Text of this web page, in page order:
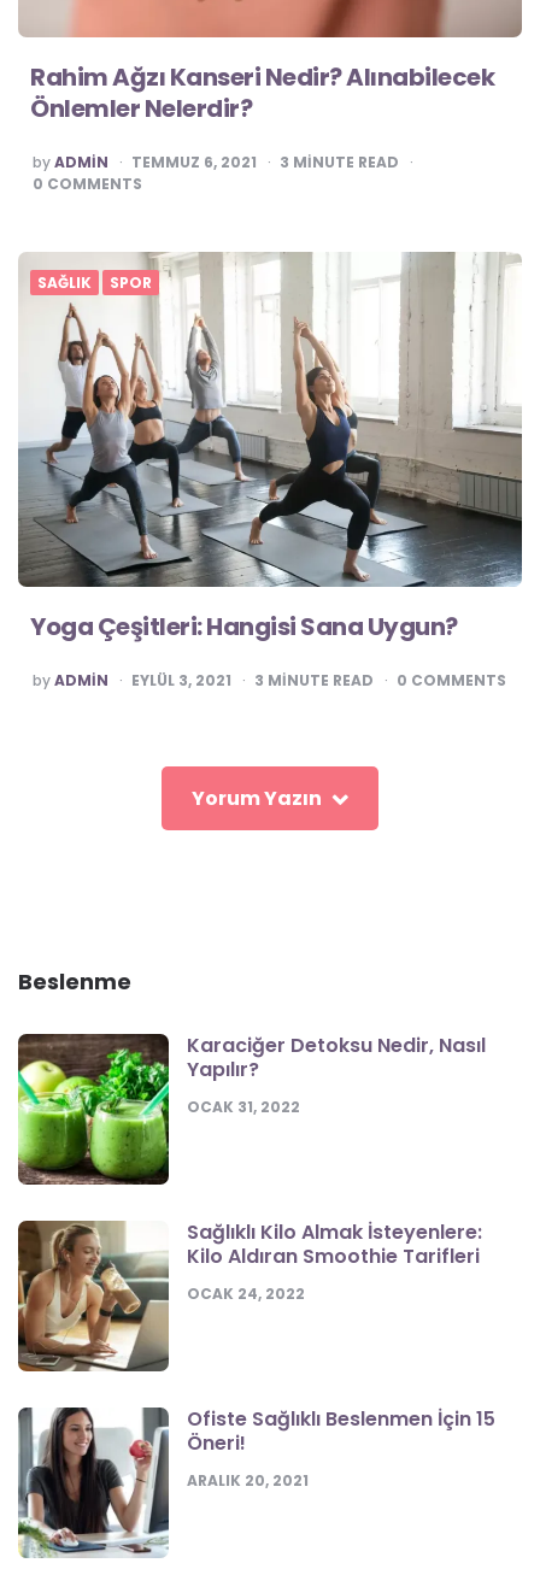
Rahim Ağzı Kanseri Nedir? Alınabilecek
Önlemler Nelerdir?
POSTED
byADMIN TEMMUZ 6, 2021 3 MINUTE READ
0 COMMENTS
SAĞLIK SPOR
Yoga Çeşitleri: Hangisi Sana Uygun?
POSTED
byADMIN EYLÜL 3, 2021 3 MINUTE READ 0 COMMENTS
Yorum Yazın
Beslenme
Karaciğer Detoksu Nedir, Nasıl
Yapılır?
OCAK 31, 2022
Sağlıklı Kilo Almak İsteyenlere:
Kilo Aldıran Smoothie Tarifleri
OCAK 24, 2022
Ofiste Sağlıklı Beslenmen İçin 15
Öneri!
ARALIK 20, 2021